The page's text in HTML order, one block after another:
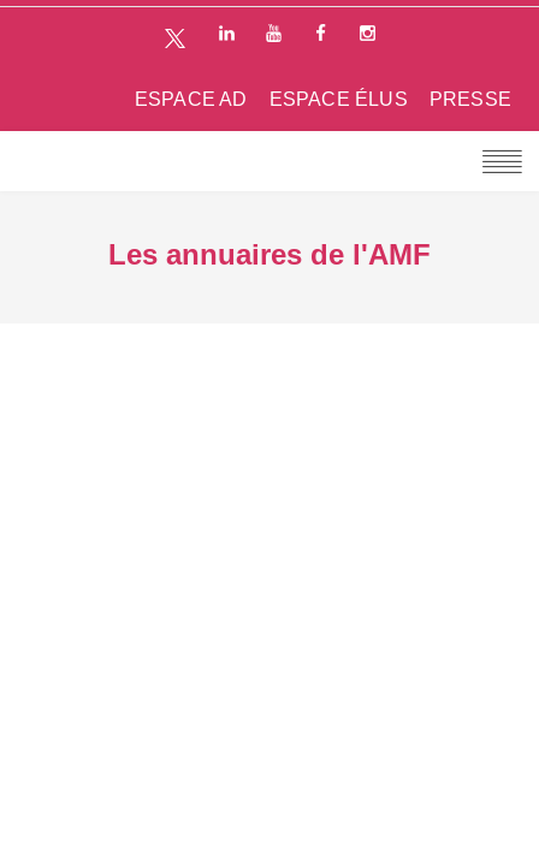
PRESSE
ESPACE ÉLUS
ESPACE AD
Les annuaires de l'AMF